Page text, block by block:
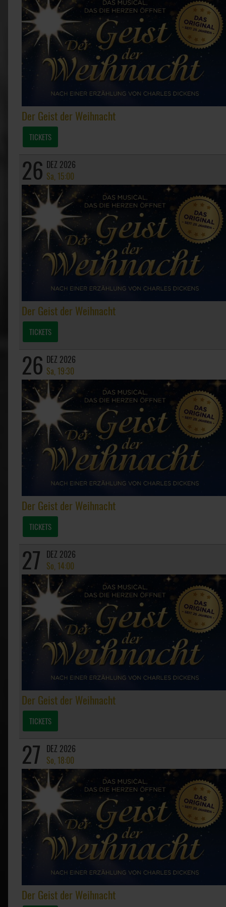
Der Geist der Weihnacht
TICKETS
26 DEZ 2026
Sa, 15:00
Der Geist der Weihnacht
TICKETS
26 DEZ 2026
Sa, 19:30
Der Geist der Weihnacht
TICKETS
27 DEZ 2026
So, 14:00
Der Geist der Weihnacht
TICKETS
27 DEZ 2026
So, 18:00
Der Geist der Weihnacht